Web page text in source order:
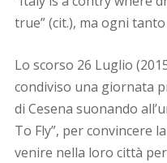
true” (cit.), ma ogni
Lo scorso 26 Luglio
condiviso una giornata
di Cesena suonando
To Fly”, per convincere
venire nella loro città